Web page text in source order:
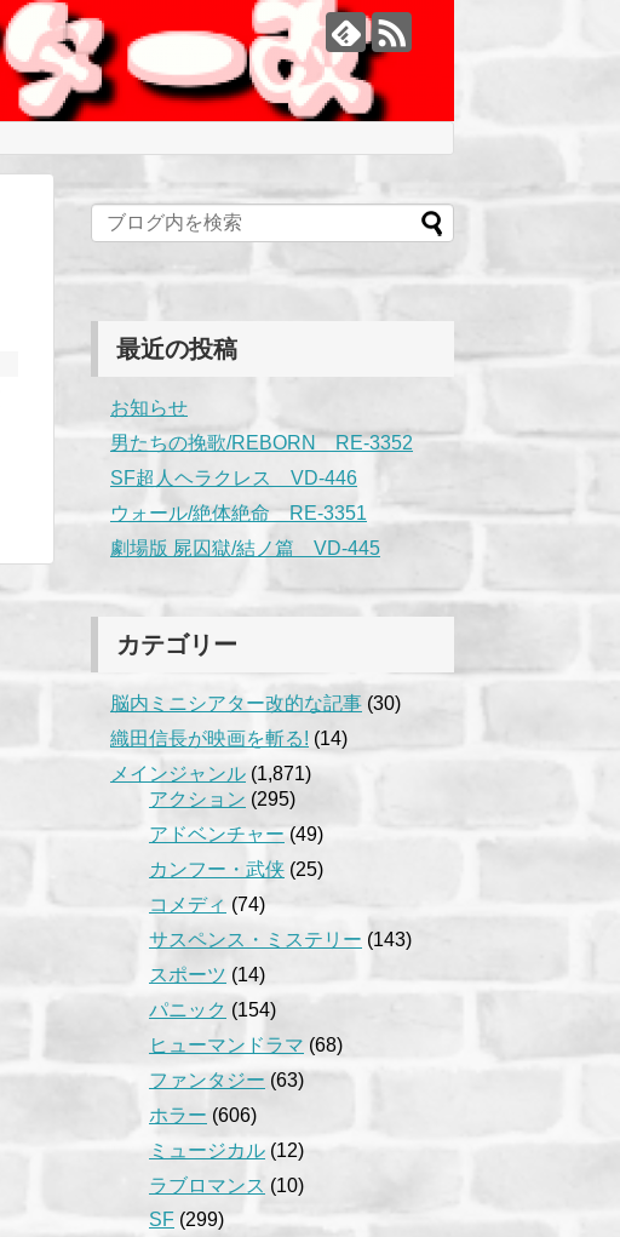
最近の投稿
お知らせ
男たちの挽歌/REBORN RE-3352
SF超人ヘラクレス VD-446
ウォール/絶体絶命 RE-3351
劇場版 屍囚獄/結ノ篇 VD-445
カテゴリー
脳内ミニシアター改的な記事 (30)
織田信長が映画を斬る! (14)
メインジャンル (1,871)
アクション (295)
アドベンチャー (49)
カンフー・武侠 (25)
コメディ (74)
サスペンス・ミステリー (143)
スポーツ (14)
パニック (154)
ヒューマンドラマ (68)
ファンタジー (63)
ホラー (606)
ミュージカル (12)
ラブロマンス (10)
SF (299)